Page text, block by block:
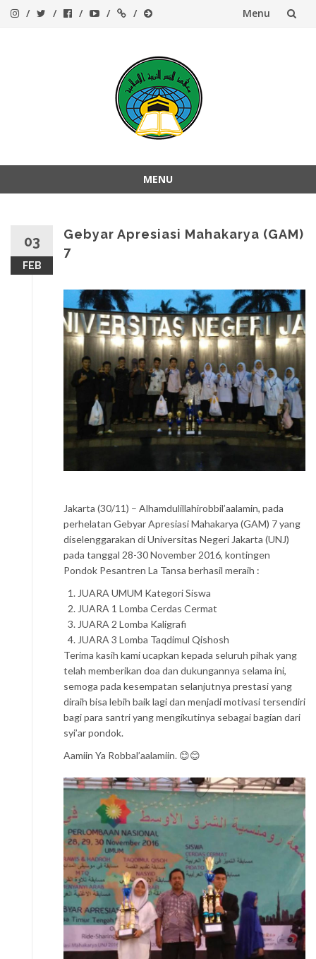
Menu
MENU
03
FEB
Gebyar Apresiasi Mahakarya (GAM)
7
Jakarta (30/11) – Alhamdulillahirobbil’aalamin, pada
perhelatan Gebyar Apresiasi Mahakarya (GAM) 7 yang
diselenggarakan di Universitas Negeri Jakarta (UNJ)
pada tanggal 28-30 November 2016, kontingen
Pondok Pesantren La Tansa berhasil meraih :
JUARA UMUM Kategori Siswa
JUARA 1 Lomba Cerdas Cermat
JUARA 2 Lomba Kaligrafi
JUARA 3 Lomba Taqdimul Qishosh
Terima kasih kami ucapkan kepada seluruh pihak yang
telah memberikan doa dan dukungannya selama ini,
semoga pada kesempatan selanjutnya prestasi yang
diraih bisa lebih baik lagi dan menjadi motivasi tersendiri
bagi para santri yang mengikutinya sebagai bagian dari
syi’ar pondok.
Aamiin Ya Robbal’aalamiin. 😊😊